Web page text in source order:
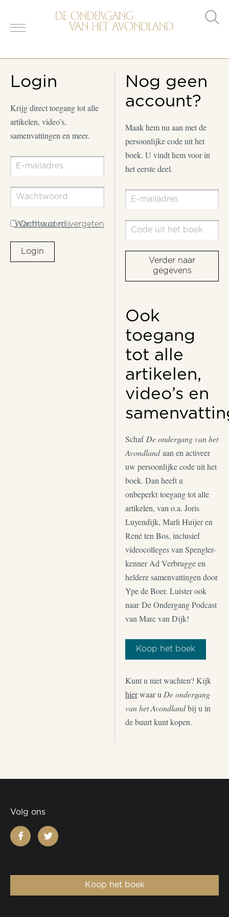
Login
Krijg direct toegang tot alle
artikelen, video’s,
samenvattingen en meer.
Wachtwoord vergeten
Onthoud mij
Login
Nog geen
account?
Maak hem nu aan met de
persoonlijke code uit het
boek. U vindt hem voor in
het eerste deel.
Verder naar
gegevens
Ook
toegang
tot alle
artikelen,
video’s en
Schaf De ondergang van het
Avondlandaan en activeer
uw persoonlijke code uit het
boek. Dan heeft u
onbeperkt toegang tot alle
artikelen, van o.a. Joris
Luyendijk, Marli Huijer en
René ten Bos, inclusief
videocolleges van Spengler-
kenner Ad Verbrugge en
heldere samenvattingen door
Ype de Boer. Luister ook
naar De Ondergang Podcast
van Marc van Dijk!
Koop het boek
Kunt u niet wachten? Kijk
hierwaar u De ondergang
van het Avondlandbij u in
de buurt kunt kopen.
Volg ons
facebooktwitter
Koop het boek